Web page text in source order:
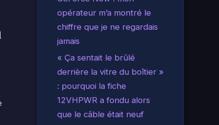
opérateur m’a montré le
chiffre que je ne regardais
jamais
« Ça sentait le brûlé
derrière la vitre du boîtier »
: pourquoi la fiche
12VHPWR a fondu alors
que le câble était neuf